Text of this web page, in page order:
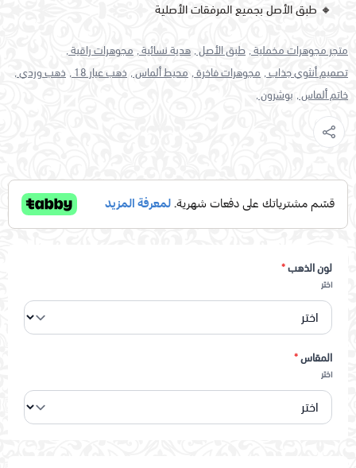
🔸 طبق الأصل بجميع المرفقات الأصلية
متجر مجوهرات مخملية , طبق الأصل , هدية نسائية , مجوهرات راقية ,
تصميم أنثوي جذاب , مجوهرات فاخرة , محيط ألماس , ذهب عيار 18 ,
ذهب وردي ,
خاتم ألماس , بوشرون ,
لون الذهب*
اختر
المقاس*
اختر